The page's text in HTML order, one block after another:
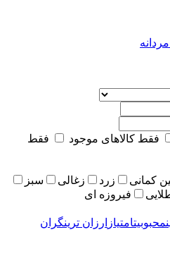
فقط کالاهای موجود
فقط
کمانی زرد زغالی
سبز
فیروزه ای
محبوبیتامتیاز ارزان ترینگران